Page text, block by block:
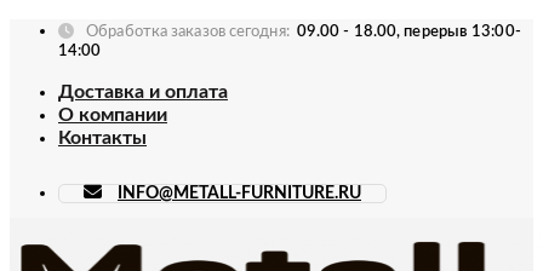
Skip
Обработка заказов сегодня: 09.00 - 18.00, перерыв 13:00-
14:00
Доставка и оплата
О компании
Контакты
INFO@METALL-FURNITURE.RU